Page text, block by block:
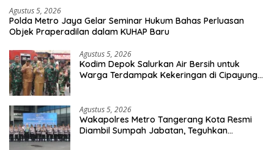
Agustus 5, 2026
Polda Metro Jaya Gelar Seminar Hukum Bahas Perluasan
Objek Praperadilan dalam KUHAP Baru
Agustus 5, 2026
Kodim Depok Salurkan Air Bersih untuk
Warga Terdampak Kekeringan di Cipayung
Agustus 5, 2026
Wakapolres Metro Tangerang Kota Resmi
Diambil Sumpah Jabatan, Teguhkan